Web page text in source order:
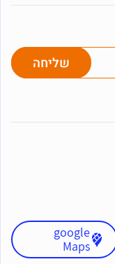
google
Maps